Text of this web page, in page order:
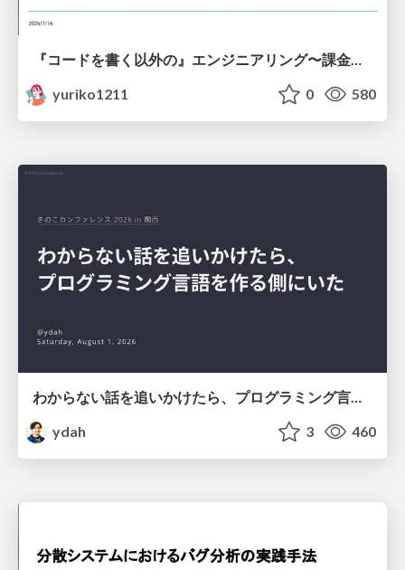
『コードを書く以外の』エンジニアリング〜課金基盤移行プロジェクト推進のためのTips4選
yuriko1211
0 580
わからない話を追いかけたら、プログラミング言語を作る側にいた
ydah
3 460